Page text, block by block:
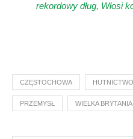
rekordowy dług, Włosi
CZĘSTOCHOWA HUTNICTWO
PRZEMYSŁ WIELKA BRYTANIA